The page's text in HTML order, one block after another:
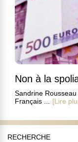
Non à la
Sandrine Rousseau
Français ...
[Lire
RECHERCHE